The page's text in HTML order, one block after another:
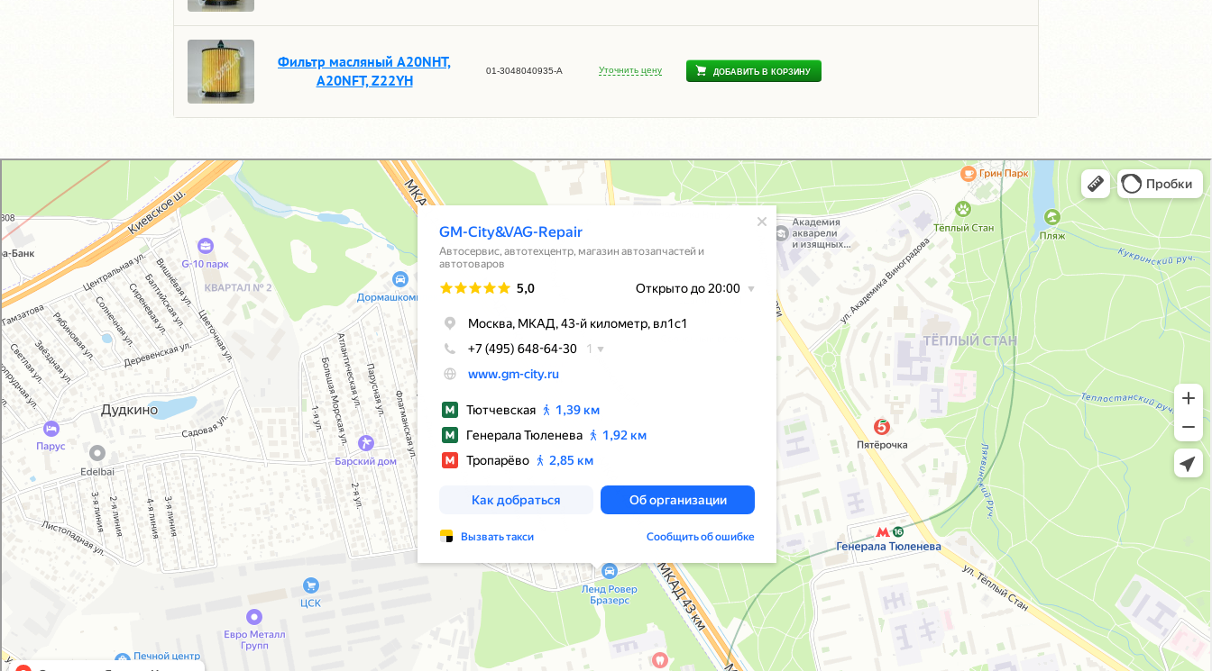
Фильтр масляный A20NHT,
A20NFT, Z22YH
01-3048040935-A Уточнить цену ДОБАВИТЬ В КОРЗИНУ
GM-City&VAG-Repair
Автосервис, автотехцентр в Москве
Магазин автозапчастей и автотоваров в Москве